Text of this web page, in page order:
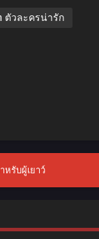
ตัวละครน่ารัก
หรับผู้เยาว์